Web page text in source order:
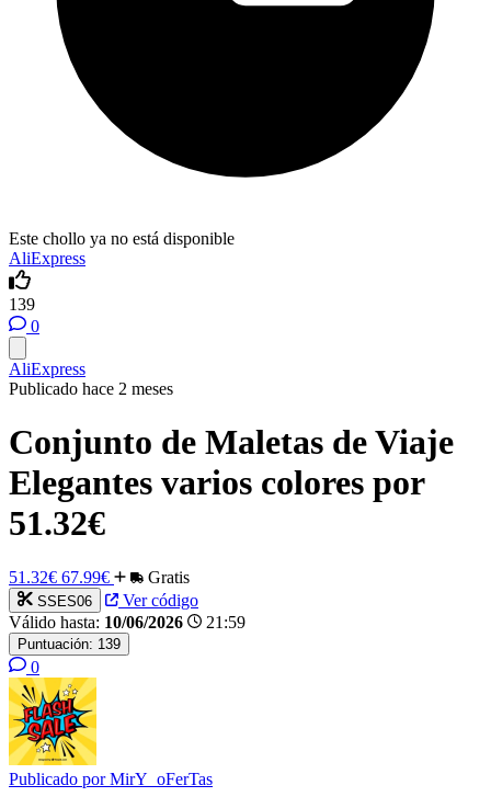
Este chollo ya no está disponible
AliExpress
139
0
AliExpress
Publicado hace 2 meses
Conjunto de Maletas de Viaje
Elegantes varios colores por
51.32€
51.32€ 67.99€ Gratis
SSES06
Ver código
Válido hasta: 10/06/2026 21:59
Puntuación: 139
0
Publicado porMirY_oFerTas